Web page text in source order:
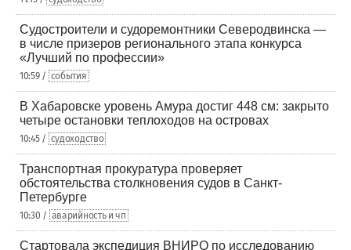
Судостроители и судоремонтники Северодвинска —
в числе призеров регионального этапа конкурса
«Лучший по профессии»
10:59 / события
В Хабаровске уровень Амура достиг 448 см: закрыто
четыре остановки теплоходов на островах
10:45 / судоходство
Транспортная прокуратура проверяет
обстоятельства столкновения судов в Санкт-
Петербурге
10:30 / аварийность и чп
Стартовала экспедиция ВНИРО по исследованию